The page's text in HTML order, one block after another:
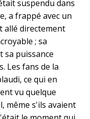
suspendu dans
a frappé avec un
allé directement
; sa
sa puissance
Les fans de la
ce qui en
vu quelque
même s'ils avaient